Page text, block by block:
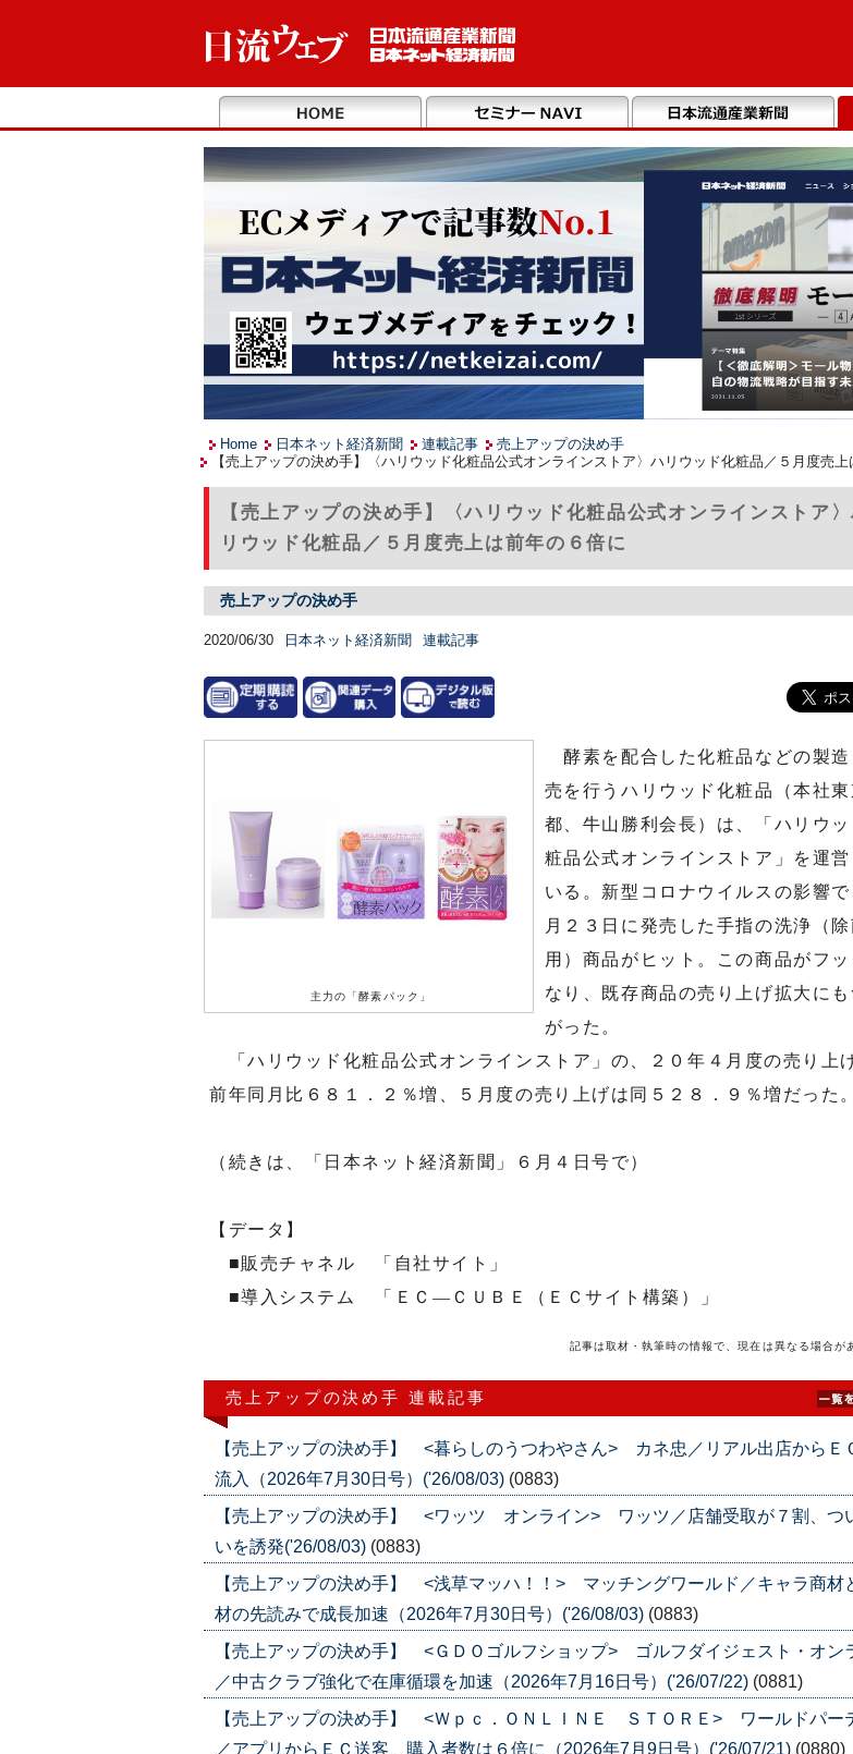
Home 日本ネット経済新聞 連載記事
売上アップの決め手
【売上アップの決め手】〈ハリウッド化粧品公式オンラインストア〉ハリウッド化粧品／５月度売
【売上アップの決め手】〈ハリウッド化粧品公式オンラインストア〉
リウッド化粧品／５月度売上は前年の６倍に
売上アップの決め手
2020/06/30 日本ネット経済新聞 連載記事
主力の「酵素パック」
酵素を配合した化粧品などの製造
売を行うハリウッド化粧品（本社東
都、牛山勝利会長）は、「ハリウッ
粧品公式オンラインストア」を運営
いる。新型コロナウイルスの影響で
月２３日に発売した手指の洗浄（除
用）商品がヒット。この商品がフッ
なり、既存商品の売り上げ拡大にも
がった。
「ハリウッド化粧品公式オンラインストア」の、２０年４月度の売り上
前年同月比６８１．２％増、５月度の売り上げは同５２８．９％増だった。
（続きは、「日本ネット経済新聞」６月４日号で）
【データ】
■販売チャネル 「自社サイト」
■導入システム 「ＥＣ―ＣＵＢＥ（ＥＣサイト構築）」
記事は取材・執筆時の情報で、現在は異なる場合が
売上アップの決め手 連載記事
【売上アップの決め手】 <暮らしのうつわやさん> カネ忠／リアル出店からＥ
流入（2026年7月30日号）('26/08/03) (0883)
【売上アップの決め手】 <ワッツ オンライン> ワッツ／店舗受取が７割、つ
いを誘発('26/08/03) (0883)
【売上アップの決め手】 <浅草マッハ！！> マッチングワールド／キャラ商材
材の先読みで成長加速（2026年7月30日号）('26/08/03) (0883)
【売上アップの決め手】 <ＧＤＯゴルフショップ> ゴルフダイジェスト・オン
／中古クラブ強化で在庫循環を加速（2026年7月16日号）('26/07/22) (0881)
【売上アップの決め手】 <Ｗｐｃ．ＯＮＬＩＮＥ ＳＴＯＲＥ> ワールドパー
／アプリからＥＣ送客、購入者数は６倍に（2026年7月9日号）('26/07/21) (0880)